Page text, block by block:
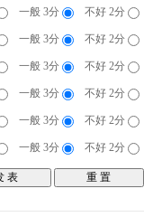
一般 3分 不好 2分
一般 3分 不好 2分
一般 3分 不好 2分
一般 3分 不好 2分
一般 3分 不好 2分
一般 3分 不好 2分